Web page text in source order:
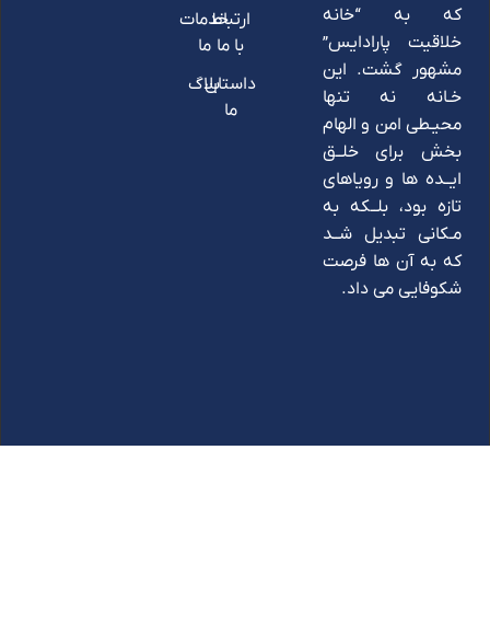
که به “خانه
خلاقیت پارادایس”
مشهور گشت. این
خـانه نه تنها
محیـطی امن و الهام
بخش برای خلــق
ایــده ها و رویاهای
تازه بود، بلــکه به
مـکانی تبدیل شــد
که به آن ها فرصت
شکوفایی می داد.
ارتباط
با ما
داستان
ما
خدمات
ما
بلاگ